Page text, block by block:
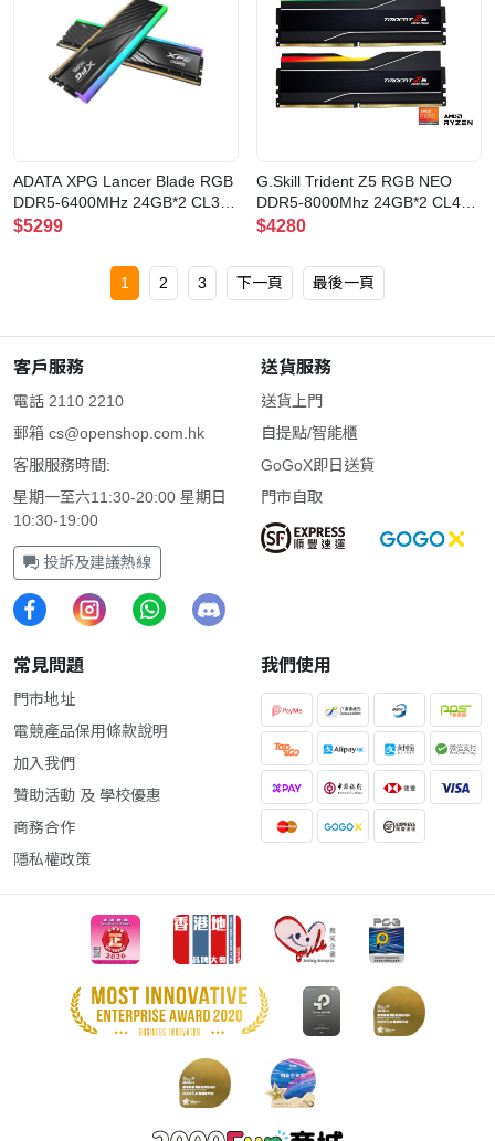
ADATA XPG Lancer Blade RGB
DDR5-6400MHz 24GB*2 CL32
Black 記憶體
$5299
G.Skill Trident Z5 RGB NEO
DDR5-8000Mhz 24GB*2 CL40
Black EXPO AMD(F5-
$4280
1 2 3 下一頁 最後一頁
客戶服務
電話 2110 2210
郵箱 cs@openshop.com.hk
客服服務時間:
星期一至六11:30-20:00 星期日
10:30-19:00
投訴及建議熱線
送貨服務
送貨上門
自提點/智能櫃
GoGoX即日送貨
門市自取
常見問題
門市地址
電競產品保用條款說明
加入我們
贊助活動 及 學校優惠
商務合作
隱私權政策
我們使用